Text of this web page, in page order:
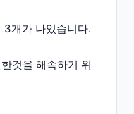
3개가 나있습니다.
것을 해속하기 위